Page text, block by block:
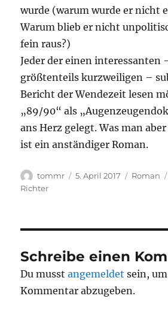
wurde (warum wurde er nicht
Warum blieb er nicht
fein raus?)
Jeder der einen interessanten
größtenteils kurzweiligen –
Bericht der Wendezeit lesen
„89/90“ als
ans Herz gelegt. Was man
ist ein anständiger Roman.
Autor
tommr
Veröffentlicht
5. April 2017 Roman
Richter
Schreibe einen
Du musstangemeldet sein,
Kommentar abzugeben.